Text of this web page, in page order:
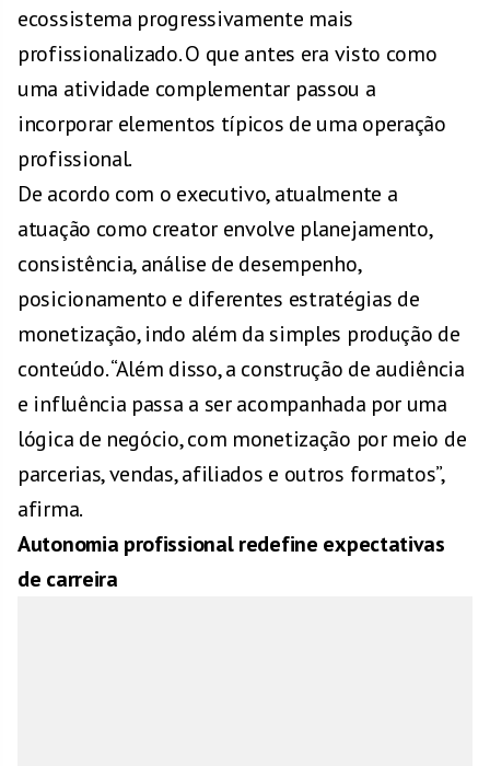
ecossistema progressivamente mais
profissionalizado. O que antes era visto como
uma atividade complementar passou a
incorporar elementos típicos de uma operação
profissional.
De acordo com o executivo, atualmente a
atuação como creator envolve planejamento,
consistência, análise de desempenho,
posicionamento e diferentes estratégias de
monetização, indo além da simples produção de
conteúdo. “Além disso, a construção de audiência
e influência passa a ser acompanhada por uma
lógica de negócio, com monetização por meio de
parcerias, vendas, afiliados e outros formatos”,
afirma.
Autonomia profissional redefine expectativas
de carreira